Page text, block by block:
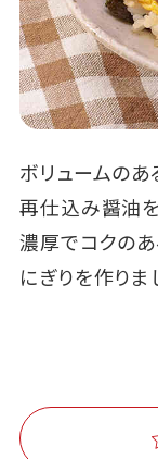
ボリュームのあ
再仕込み醤油を
濃厚でコクの
にぎりを作りま